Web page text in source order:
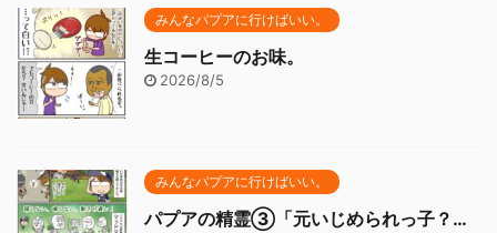
みんなパプアに行けばいい。
生コーヒーのお味。
2026/8/5
みんなパプアに行けばいい。
パプアの精霊③「元いじめられっ子？…